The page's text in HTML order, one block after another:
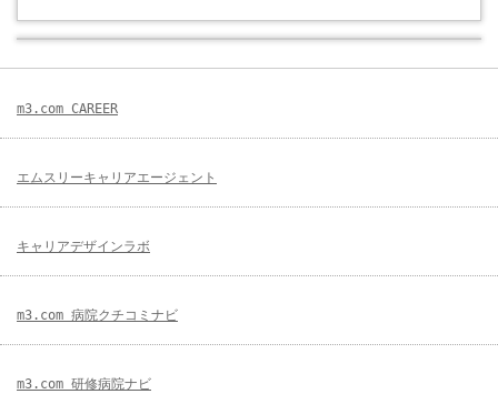
m3.com CAREER
エムスリーキャリアエージェント
キャリアデザインラボ
m3.com 病院クチコミナビ
m3.com 研修病院ナビ